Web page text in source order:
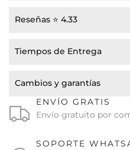
Reseñas ⭐ 4.33
Tiempos de Entrega
Cambios y garantías
ENVÍO GRATIS
Envío gratuito por
SOPORTE